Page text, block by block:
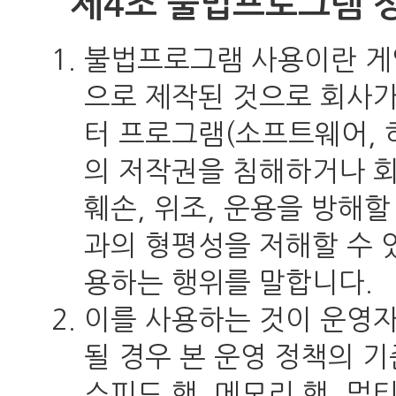
불법프로그램 사용이란
으로 제작된 것으로 회사
터 프로그램(소프트웨어,
의 저작권을 침해하거나
훼손, 위조, 운용을 방해
과의 형평성을 저해할 수
용하는 행위를 말합니다.
이를 사용하는 것이 운영
될 경우 본 운영 정책의